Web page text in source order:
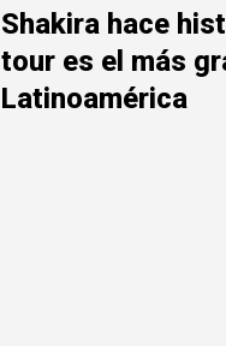
Shakira hace
tour es el más
Latinoamérica